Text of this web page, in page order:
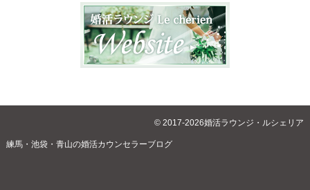
© 2017-2026婚活ラウンジ・ルシェリア
練馬・池袋・青山の婚活カウンセラーブログ